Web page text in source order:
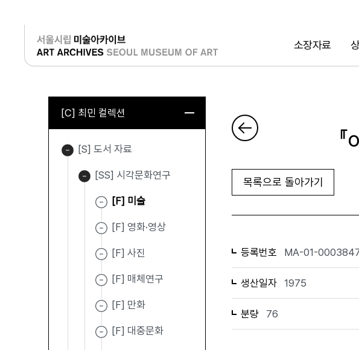
소장자료
로그인
[C] 최민 컬렉션
[S] 도서 자료
[SS] 시각문화연구
[F] 미술
[F] 영화·영상
[F] 사진
[F] 매체연구
[F] 만화
[F] 대중문화
목록으로 돌아가기
등록번호 MA-01-
생산일자 1975
분량 76